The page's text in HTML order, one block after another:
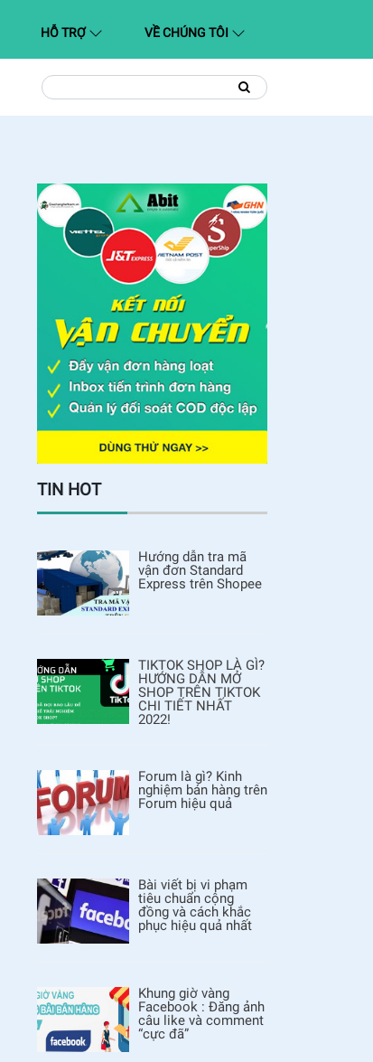
HỖ TRỢ VỀ CHÚNG TÔI
Tìm
kiếm:
Tìm
kiếm
TIN HOT
Hướng dẫn tra mã
vận đơn Standard
Express trên Shopee
TIKTOK SHOP LÀ GÌ?
HƯỚNG DẪN MỞ
SHOP TRÊN TIKTOK
CHI TIẾT NHẤT
2022!
Forum là gì? Kinh
nghiệm bán hàng trên
Forum hiệu quả
Bài viết bị vi phạm
tiêu chuẩn cộng
đồng và cách khắc
phục hiệu quả nhất
Khung giờ vàng
Facebook : Đăng ảnh
câu like và comment
“cực đã”